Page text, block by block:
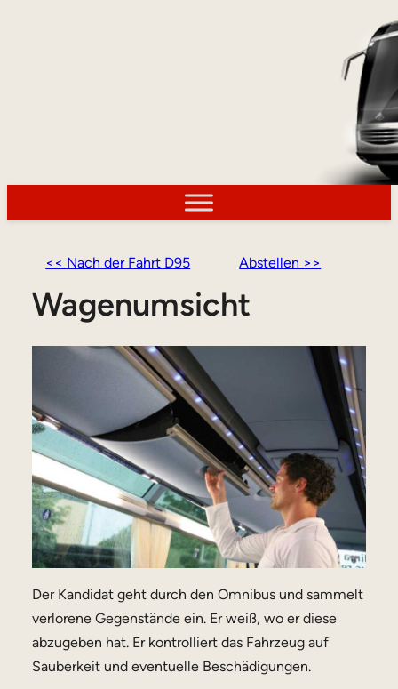
<< Nach der Fahrt D95 Abstellen >>
Wagenumsicht
Der Kandidat geht durch den Omnibus und sammelt
verlorene Gegenstände ein. Er weiß, wo er diese
abzugeben hat. Er kontrolliert das Fahrzeug auf
Sauberkeit und eventuelle Beschädigungen.